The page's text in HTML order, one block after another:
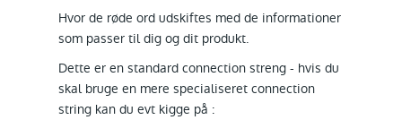
Hvor de røde ord udskiftes med de informationer
som passer til dig og dit produkt.
Dette er en standard connection streng - hvis du
skal bruge en mere specialiseret connection
string kan du evt kigge på :